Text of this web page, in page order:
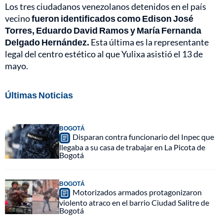
Los tres ciudadanos venezolanos detenidos en el país
vecinofueron identificados como Edison José
Torres, Eduardo David Ramos y María Fernanda
Delgado Hernández. Esta última es la representante
legal del centro estético al que Yulixa asistió el 13 de
mayo.
Últimas Noticias
BOGOTÁ
Disparan contra funcionario del Inpec que
llegaba a su casa de trabajar en La Picota de
Bogotá
BOGOTÁ
Motorizados armados protagonizaron
violento atraco en el barrio Ciudad Salitre de
Bogotá